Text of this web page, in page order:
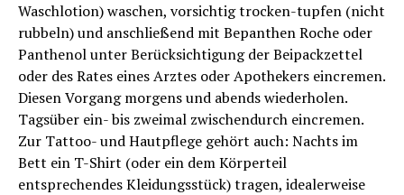
Waschlotion) waschen, vorsichtig trocken-tupfen (nicht
rubbeln) und anschließend mit Bepanthen Roche oder
Panthenol unter Berücksichtigung der Beipackzettel
oder des Rates eines Arztes oder Apothekers eincremen.
Diesen Vorgang morgens und abends wiederholen.
Tagsüber ein- bis zweimal zwischendurch eincremen.
Zur Tattoo- und Hautpflege gehört auch: Nachts im
Bett ein T-Shirt (oder ein dem Körperteil
entsprechendes Kleidungsstück) tragen, idealerweise